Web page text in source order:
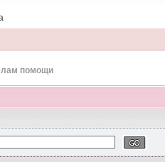
помощи